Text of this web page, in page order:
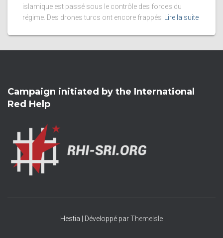
islamique est passé sous le contrôle des forces du
régime. Des drones turcs ont encore frappés
Lire la suite
Campaign initiated by the International
Red Help
Hestia | Développé parThemeIsle